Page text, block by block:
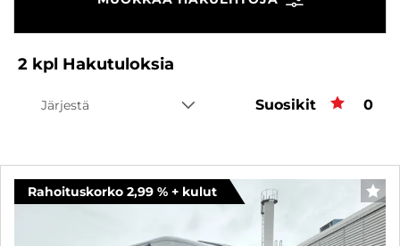
2 kpl Hakutuloksia
Järjestä Suosikit 0
Rahoituskorko 2,99 % + kulut